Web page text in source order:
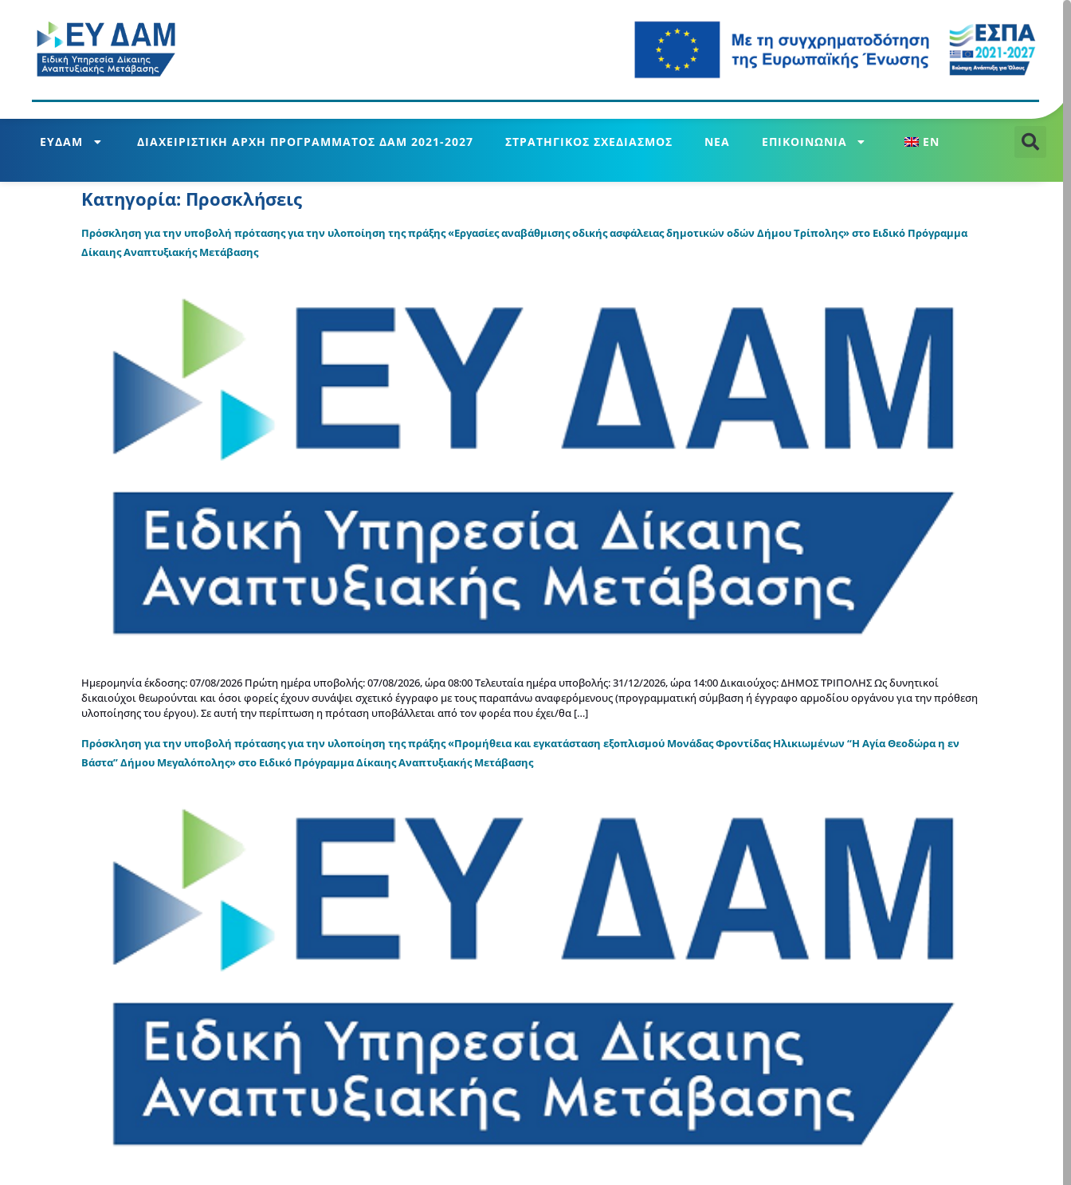
ΕΥΔΑΜ ΔΙΑΧΕΙΡΙΣΤΙΚΗ ΑΡΧΗ ΠΡΟΓΡΑΜΜΑΤΟΣ ΔΑΜ 2021-2027 ΣΤΡΑΤΗΓΙΚΟΣ ΣΧΕΔΙΑΣΜΟΣ ΝΕΑ ΕΠΙΚΟΙΝΩΝΙΑ EN
Κατηγορία: Προσκλήσεις
Πρόσκληση για την υποβολή πρότασης για την υλοποίηση της πράξης «Εργασίες αναβάθμισης οδικής ασφάλειας δημοτικών οδών Δήμου Τρίπολης» στο Ειδικό Πρόγραμμα
Δίκαιης Αναπτυξιακής Μετάβασης
Ημερομηνία έκδοσης: 07/08/2026 Πρώτη ημέρα υποβολής: 07/08/2026, ώρα 08:00 Τελευταία ημέρα υποβολής: 31/12/2026, ώρα 14:00 Δικαιούχος: ΔΗΜΟΣ ΤΡΙΠΟΛΗΣ Ως δυνητικοί
δικαιούχοι θεωρούνται και όσοι φορείς έχουν συνάψει σχετικό έγγραφο με τους παραπάνω αναφερόμενους (προγραμματική σύμβαση ή έγγραφο αρμοδίου οργάνου για την πρόθεση
υλοποίησης του έργου). Σε αυτή την περίπτωση η πρόταση υποβάλλεται από τον φορέα που έχει/θα […]
Πρόσκληση για την υποβολή πρότασης για την υλοποίηση της πράξης «Προμήθεια και εγκατάσταση εξοπλισμού Μονάδας Φροντίδας Ηλικιωμένων “Η Αγία Θεοδώρα η εν
Βάστα” Δήμου Μεγαλόπολης» στο Ειδικό Πρόγραμμα Δίκαιης Αναπτυξιακής Μετάβασης